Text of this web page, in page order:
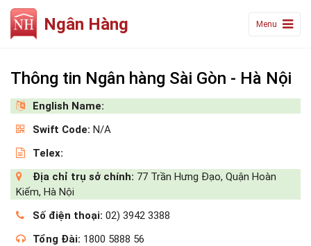
Ngân Hàng Menu
Thông tin Ngân hàng Sài Gòn - Hà Nội
English Name:
Swift Code: N/A
Telex:
Địa chỉ trụ sở chính: 77 Trần Hưng Đạo, Quận Hoàn
Kiếm, Hà Nội
Số điện thoại: 02) 3942 3388
Tổng Đài: 1800 5888 56